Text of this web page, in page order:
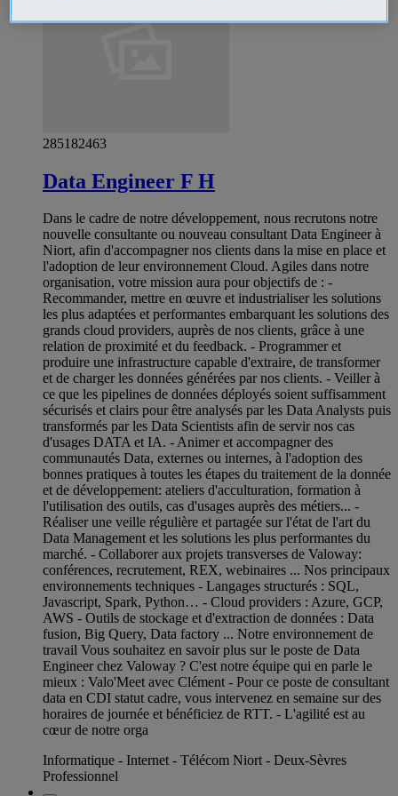
285182463
Data Engineer F H
Dans le cadre de notre développement, nous recrutons notre
nouvelle consultante ou nouveau consultant Data Engineer à
Niort, afin d'accompagner nos clients dans la mise en place et
l'adoption de leur environnement Cloud. Agiles dans notre
organisation, votre mission aura pour objectifs de : -
Recommander, mettre en œuvre et industrialiser les solutions
les plus adaptées et performantes embarquant les solutions des
grands cloud providers, auprès de nos clients, grâce à une
relation de proximité et du feedback. - Programmer et
produire une infrastructure capable d'extraire, de transformer
et de charger les données générées par nos clients. - Veiller à
ce que les pipelines de données déployés soient suffisamment
sécurisés et clairs pour être analysés par les Data Analysts puis
transformés par les Data Scientists afin de servir nos cas
d'usages DATA et IA. - Animer et accompagner des
communautés Data, externes ou internes, à l'adoption des
bonnes pratiques à toutes les étapes du traitement de la donnée
et de développement: ateliers d'acculturation, formation à
l'utilisation des outils, cas d'usages auprès des métiers... -
Réaliser une veille régulière et partagée sur l'état de l'art du
Data Management et les solutions les plus performantes du
marché. - Collaborer aux projets transverses de Valoway:
conférences, recrutement, REX, webinaires ... Nos principaux
environnements techniques - Langages structurés : SQL,
Javascript, Spark, Python… - Cloud providers : Azure, GCP,
AWS - Outils de stockage et d'extraction de données : Data
fusion, Big Query, Data factory ... Notre environnement de
travail Vous souhaitez en savoir plus sur le poste de Data
Engineer chez Valoway ? C'est notre équipe qui en parle le
mieux : Valo'Meet avec Clément - Pour ce poste de consultant
data en CDI statut cadre, vous intervenez en semaine sur des
horaires de journée et bénéficiez de RTT. - L'agilité est au
cœur de notre orga
Informatique - Internet - Télécom Niort - Deux-Sèvres
Professionnel